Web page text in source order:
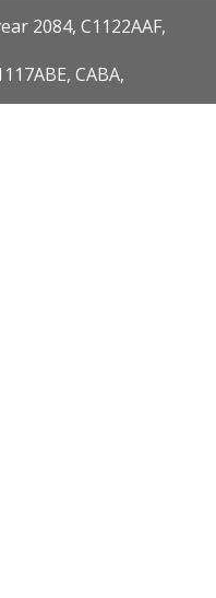
2084, C1122AAF,
CABA,